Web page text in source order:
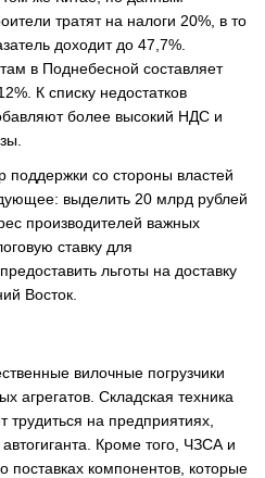
тратят на налоги 20%, в то
доходит до 47,7%.
в Поднебесной составляет
К списку недостатков
более высокий НДС и
поддержки со стороны властей
выделить 20 млрд рублей
производителей важных
ставку для
льготы на доставку
Восток.
вилочные погрузчики
агрегатов. Складская техника
на предприятиях,
Кроме того, ЧЗСА и
компонентов, которые